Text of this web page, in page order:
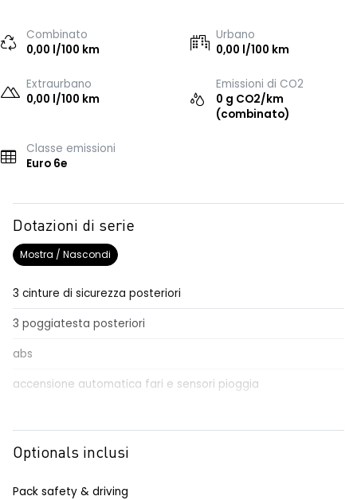
Combinato
0,00 l/100 km
Urbano
0,00 l/100 km
Extraurbano
0,00 l/100 km
Emissioni di CO2
0 g CO2/km
(combinato)
Classe emissioni
Euro 6e
Dotazioni di serie
Mostra / Nascondi
3 cinture di sicurezza posteriori
3 poggiatesta posteriori
abs
accensione automatica fari e sensori pioggia
airbag frontale conducente e passeggero
Optionals inclusi
Pack safety & driving